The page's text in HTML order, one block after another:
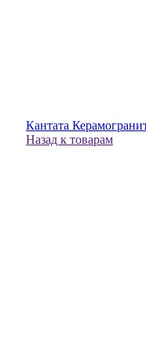
Кантата
Назад к товарам